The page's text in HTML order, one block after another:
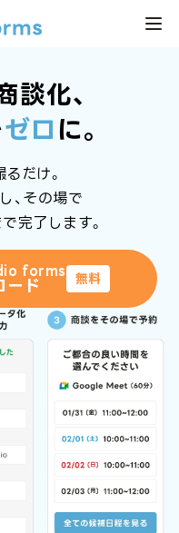
談化、
ゼロ に。
だけ。
、その場で
完了します。
forms
ード 無料